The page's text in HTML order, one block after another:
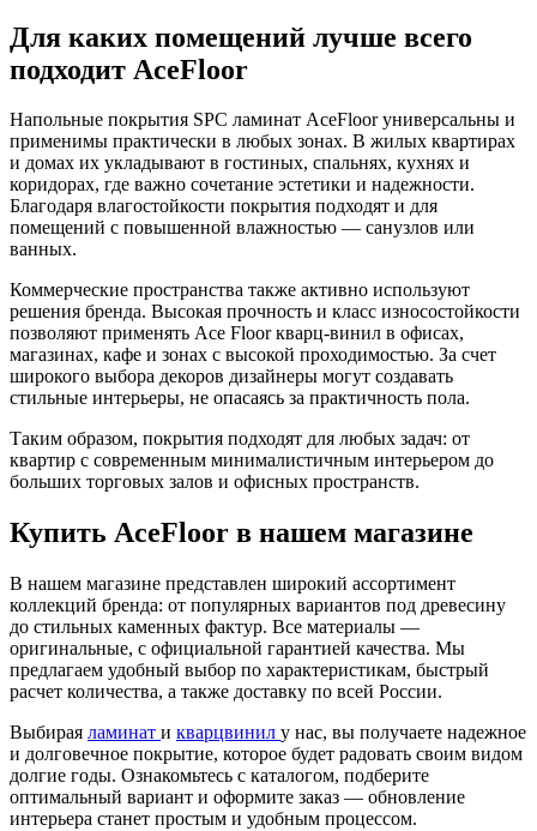
Для каких помещений лучше всего
подходит AceFloor
Напольные покрытия SPC ламинат AceFloor универсальны и
применимы практически в любых зонах. В жилых квартирах
и домах их укладывают в гостиных, спальнях, кухнях и
коридорах, где важно сочетание эстетики и надежности.
Благодаря влагостойкости покрытия подходят и для
помещений с повышенной влажностью — санузлов или
ванных.
Коммерческие пространства также активно используют
решения бренда. Высокая прочность и класс износостойкости
позволяют применять Ace Floor кварц-винил в офисах,
магазинах, кафе и зонах с высокой проходимостью. За счет
широкого выбора декоров дизайнеры могут создавать
стильные интерьеры, не опасаясь за практичность пола.
Таким образом, покрытия подходят для любых задач: от
квартир с современным минималистичным интерьером до
больших торговых залов и офисных пространств.
Купить AceFloor в нашем магазине
В нашем магазине представлен широкий ассортимент
коллекций бренда: от популярных вариантов под древесину
до стильных каменных фактур. Все материалы —
оригинальные, с официальной гарантией качества. Мы
предлагаем удобный выбор по характеристикам, быстрый
расчет количества, а также доставку по всей России.
Выбирая ламинат и кварцвинил у нас, вы получаете надежное
и долговечное покрытие, которое будет радовать своим видом
долгие годы. Ознакомьтесь с каталогом, подберите
оптимальный вариант и оформите заказ — обновление
интерьера станет простым и удобным процессом.